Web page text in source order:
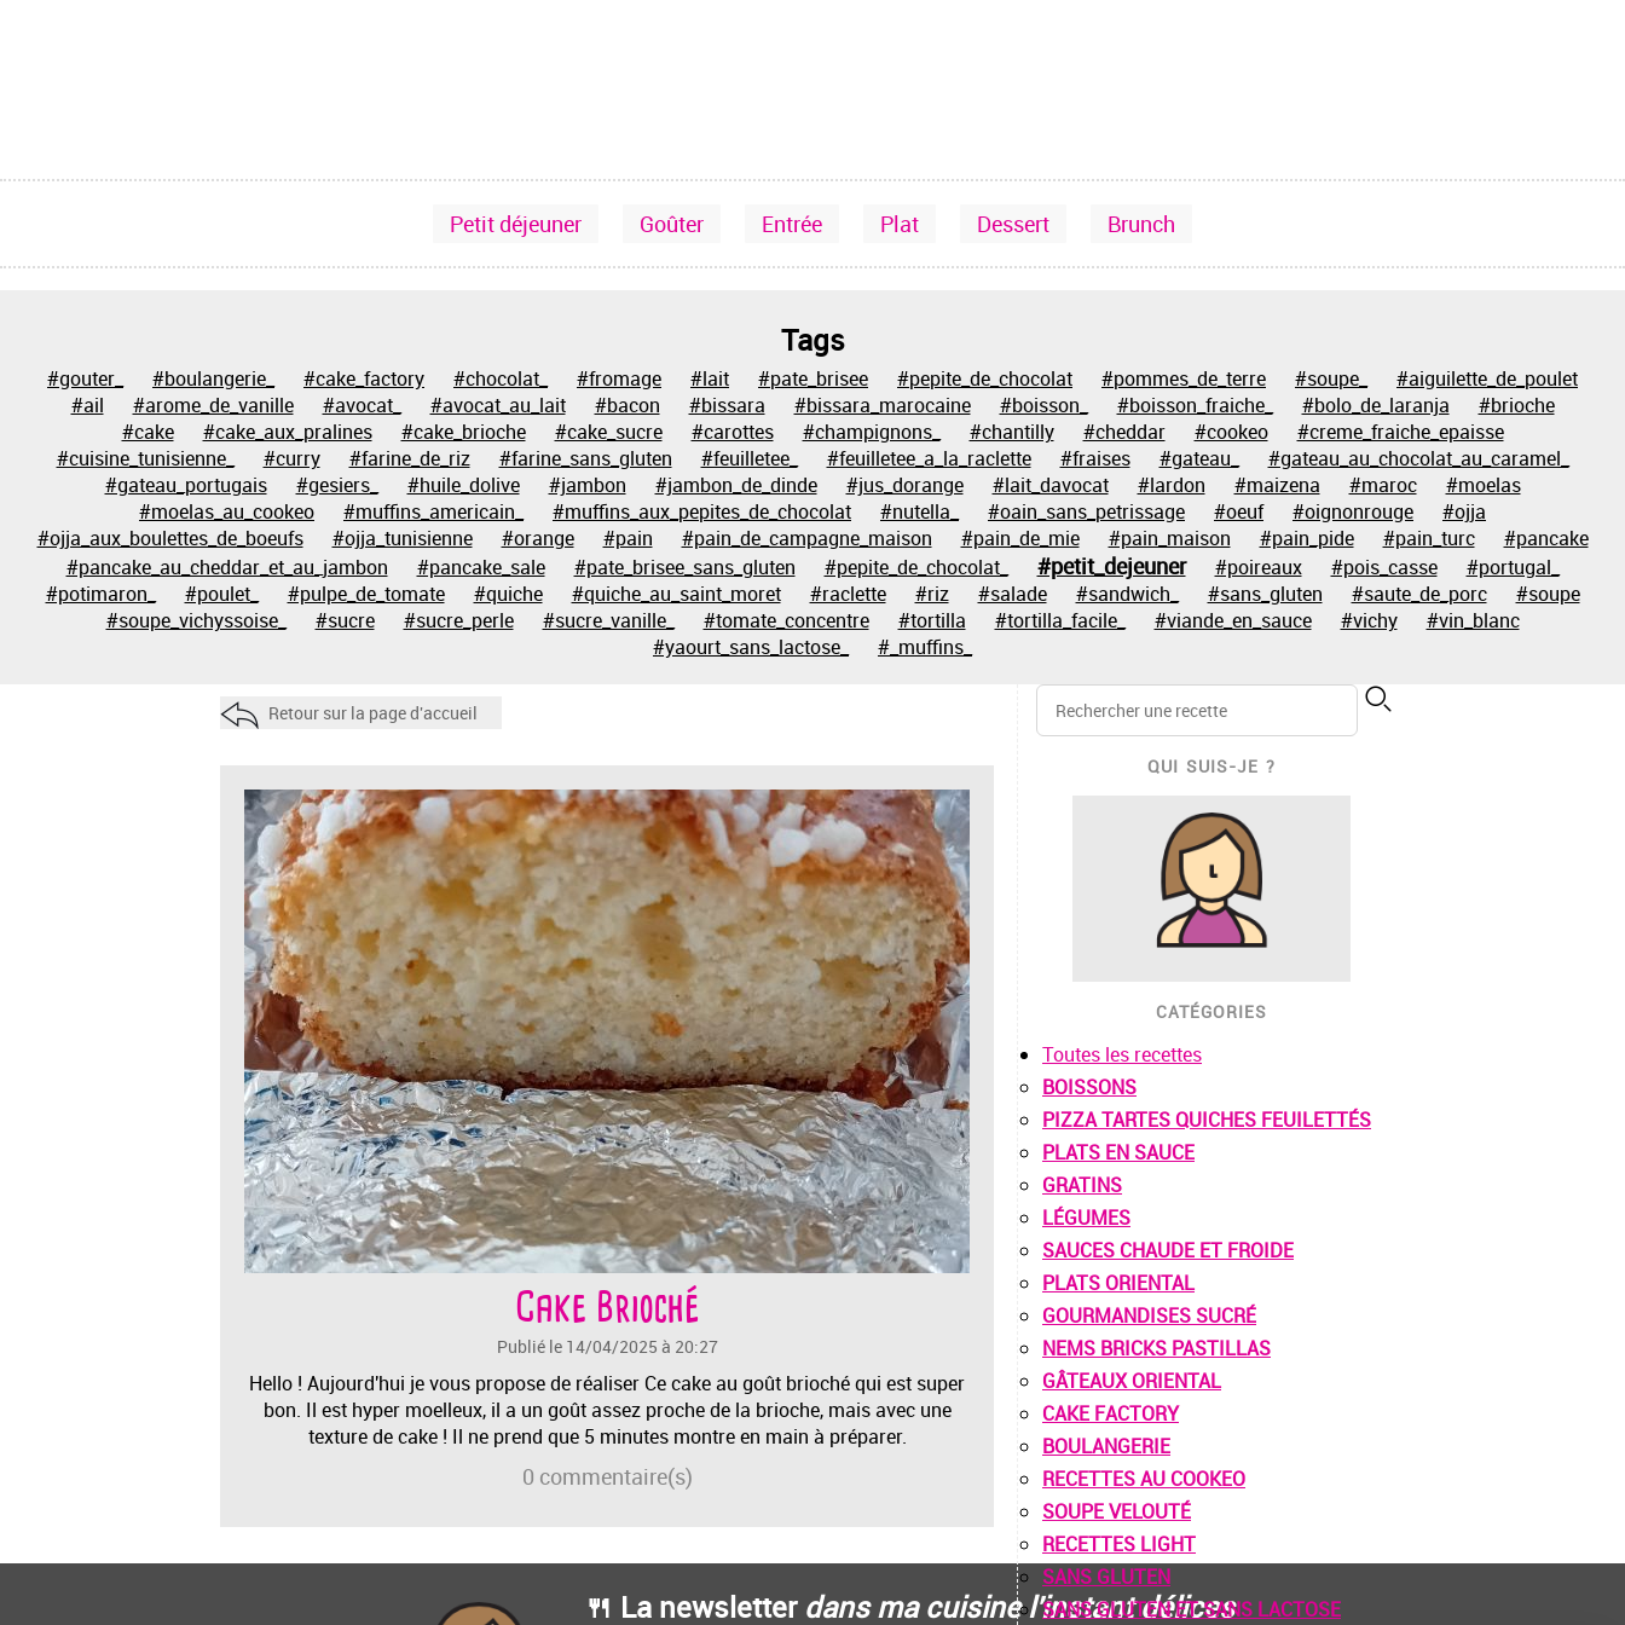
Petit déjeuner Goûter Entrée Plat Dessert Brunch
Tags
#gouter_ #boulangerie_ #cake_factory #chocolat_ #fromage #lait #pate_brisee #pepite_de_chocolat #pommes_de_terre #soupe_
#aiguilette_de_poulet
#ail
#arome_de_vanille #avocat_ #avocat_au_lait #bacon #bissara #bissara_marocaine #boisson_ #boisson_fraiche_ #bolo_de_laranja
#brioche
#cake
#cake_aux_pralines #cake_brioche #cake_sucre #carottes #champignons_ #chantilly #cheddar #cookeo
#creme_fraiche_epaisse
#cuisine_tunisienne_
#curry #farine_de_riz #farine_sans_gluten #feuilletee_ #feuilletee_a_la_raclette #fraises #gateau_
#gateau_au_chocolat_au_caramel_
#gateau_portugais
#gesiers_ #huile_dolive #jambon #jambon_de_dinde #jus_dorange #lait_davocat #lardon #maizena #maroc
#moelas
#moelas_au_cookeo
#muffins_americain_ #muffins_aux_pepites_de_chocolat #nutella_ #oain_sans_petrissage #oeuf #oignonrouge
#ojja
#ojja_aux_boulettes_de_boeufs
#ojja_tunisienne #orange #pain #pain_de_campagne_maison #pain_de_mie #pain_maison #pain_pide #pain_turc
#pancake
#pancake_au_cheddar_et_au_jambon
#pancake_sale #pate_brisee_sans_gluten #pepite_de_chocolat_ #petit_dejeuner #poireaux #pois_casse
#portugal_
#potimaron_
#poulet_ #pulpe_de_tomate #quiche #quiche_au_saint_moret #raclette #riz #salade #sandwich_ #sans_gluten #saute_de_porc
#soupe
#soupe_vichyssoise_
#sucre #sucre_perle #sucre_vanille_ #tomate_concentre #tortilla #tortilla_facile_ #viande_en_sauce #vichy
#vin_blanc
#yaourt_sans_lactose_
#_muffins_
Retour sur la page d'accueil
Cake Brioché
Publié le 14/04/2025 à 20:27
Hello ! Aujourd'hui je vous propose de réaliser Ce cake au goût brioché qui est super
bon. Il est hyper moelleux, il a un goût assez proche de la brioche, mais avec une
texture de cake ! Il ne prend que 5 minutes montre en main à préparer.
0 commentaire(s)
QUI SUIS-JE ?
CATÉGORIES
Toutes les recettes
BOISSONS
PIZZA TARTES QUICHES FEUILETTÉS
PLATS EN SAUCE
GRATINS
LÉGUMES
SAUCES CHAUDE ET FROIDE
PLATS ORIENTAL
GOURMANDISES SUCRÉ
NEMS BRICKS PASTILLAS
GÂTEAUX ORIENTAL
CAKE FACTORY
BOULANGERIE
RECETTES AU COOKEO
SOUPE VELOUTÉ
RECETTES LIGHT
SANS GLUTEN
SANS GLUTEN ET SANS LACTOSE
🍴 La newsletter dans ma cuisine l'instant délices